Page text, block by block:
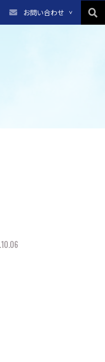
お問い合わせ